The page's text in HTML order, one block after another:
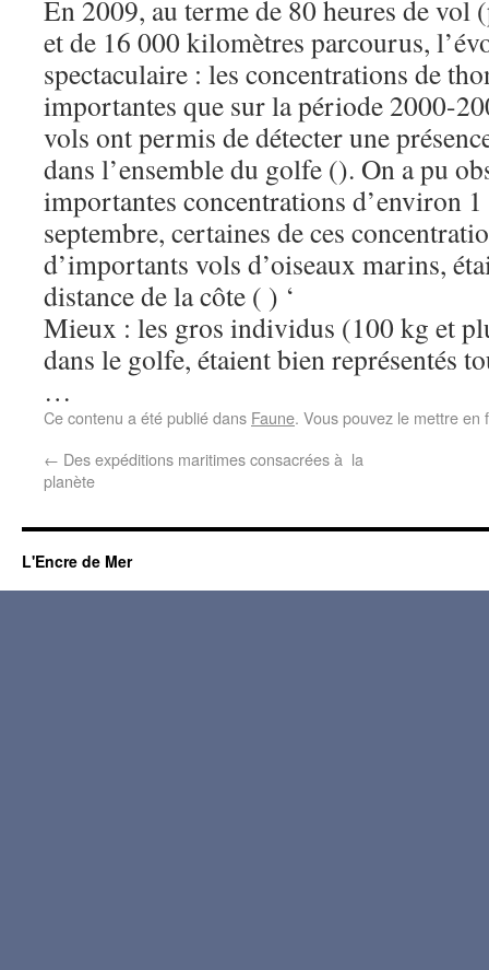
En 2009, au terme de 80 heures de vol
et de 16 000 kilomètres parcourus,
spectaculaire : les concentrations de
importantes que sur la période 2000-
vols ont permis de détecter une
dans l’ensemble du golfe (). On a pu
importantes concentrations d’environ
septembre, certaines de ces
d’importants vols d’oiseaux marins,
distance de la côte ( ) ‘
Mieux : les gros individus (100 kg et
dans le golfe, étaient bien représentés
…
Ce contenu a été publié dans Faune. Vous pouvez le mettre
← Des expéditions maritimes consacrées à la
planète
L'Encre de Mer